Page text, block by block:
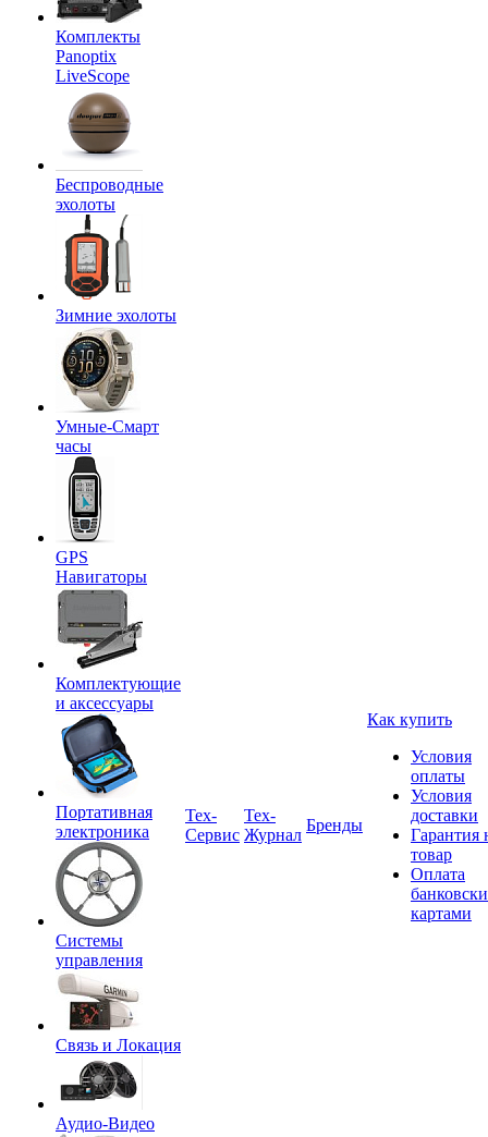
Комплекты
Panoptix
LiveScope
Беспроводные
эхолоты
Зимние эхолоты
Умные-Смарт
часы
GPS
Навигаторы
Комплектующие
и аксессуары
Портативная
электроника
Системы
управления
Связь и Локация
Аудио-Видео
Tex-
Сервис
Тех-
Журнал
Бренды
Как купить
Условия
оплаты
Условия
доставки
Гарантия
товар
Оплата
картами